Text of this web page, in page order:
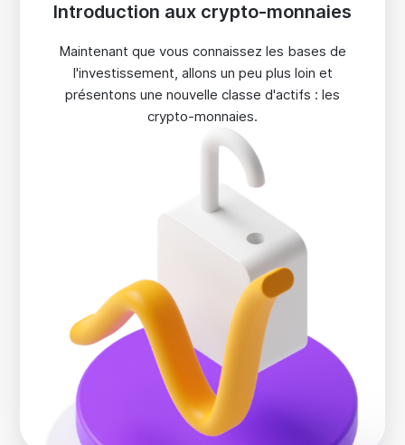
Introduction aux crypto-monnaies
Maintenant que vous connaissez les bases de
l'investissement, allons un peu plus loin et
présentons une nouvelle classe d'actifs : les
crypto-monnaies.